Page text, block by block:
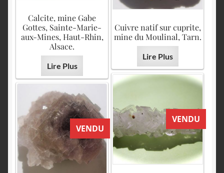
Calcite, mine Gabe
Gottes, Sainte-Marie-
aux-Mines, Haut-Rhin,
Alsace.
Lire Plus
Cuivre natif sur cuprite,
mine du Moulinal, Tarn.
Lire Plus
VENDU
VENDU